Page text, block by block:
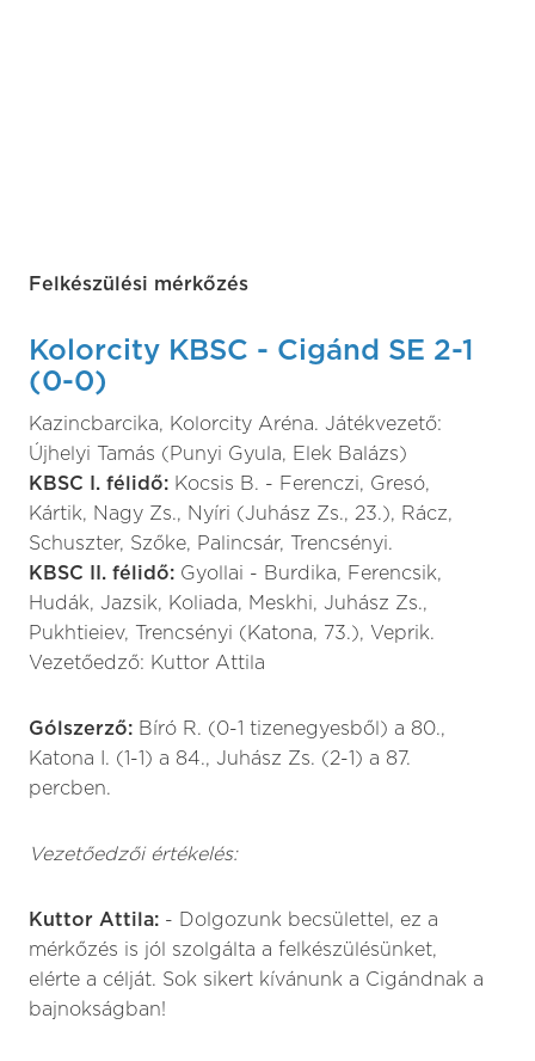
Felkészülési mérkőzés
Kolorcity KBSC - Cigánd SE 2-1
(0-0)
Kazincbarcika, Kolorcity Aréna. Játékvezető:
Újhelyi Tamás (Punyi Gyula, Elek Balázs)
KBSC I. félidő: Kocsis B. - Ferenczi, Gresó,
Kártik, Nagy Zs., Nyíri (Juhász Zs., 23.), Rácz,
Schuszter, Szőke, Palincsár, Trencsényi.
KBSC II. félidő: Gyollai - Burdika, Ferencsik,
Hudák, Jazsik, Koliada, Meskhi, Juhász Zs.,
Pukhtieiev, Trencsényi (Katona, 73.), Veprik.
Vezetőedző: Kuttor Attila
Gólszerző: Bíró R. (0-1 tizenegyesből) a 80.,
Katona I. (1-1) a 84., Juhász Zs. (2-1) a 87.
percben.
Vezetőedzői értékelés:
Kuttor Attila: - Dolgozunk becsülettel, ez a
mérkőzés is jól szolgálta a felkészülésünket,
elérte a célját. Sok sikert kívánunk a Cigándnak a
bajnokságban!